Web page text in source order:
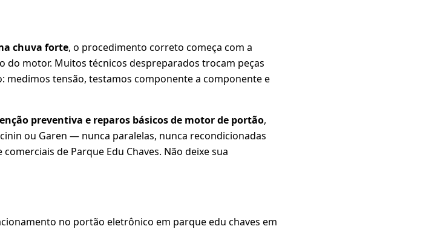
chuva forte, o procedimento correto começa com a
do motor. Muitos técnicos despreparados trocam peças
tensão, testamos componente a componente e
preventiva e reparos básicos de motor de portão,
ou Garen — nunca paralelas, nunca recondicionadas
de Parque Edu Chaves. Não deixe sua
no portão eletrônico em parque edu chaves em